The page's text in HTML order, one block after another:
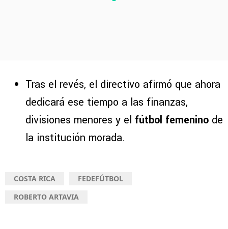
Tras el revés, el directivo afirmó que ahora
dedicará ese tiempo a las finanzas,
divisiones menores y el fútbol femenino de
la institución morada.
COSTA RICA
FEDEFÚTBOL
ROBERTO ARTAVIA